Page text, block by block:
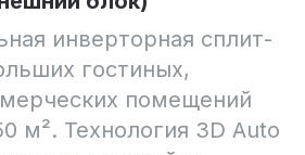
инверторная сплит-
гостиных,
помещений
м². Технология 3D Auto